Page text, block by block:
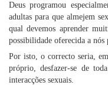
Deus programou
adultas para que almejem
qual devemos aprender
possibilidade oferecida a nós
Por isto, o correcto seria,
próprio, desfazer-se de
interacções sexuais.